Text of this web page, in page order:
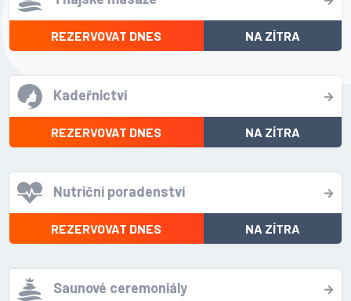
REZERVOVAT DNES NA ZÍTRA
Kadeřnictví
REZERVOVAT DNES NA ZÍTRA
Nutriční poradenství
REZERVOVAT DNES NA ZÍTRA
Saunové ceremoniály